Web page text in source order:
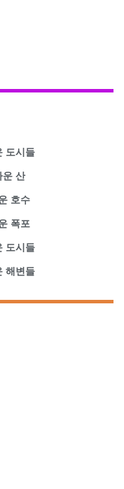
도시들
운 산
호수
폭포
도시들
해변들